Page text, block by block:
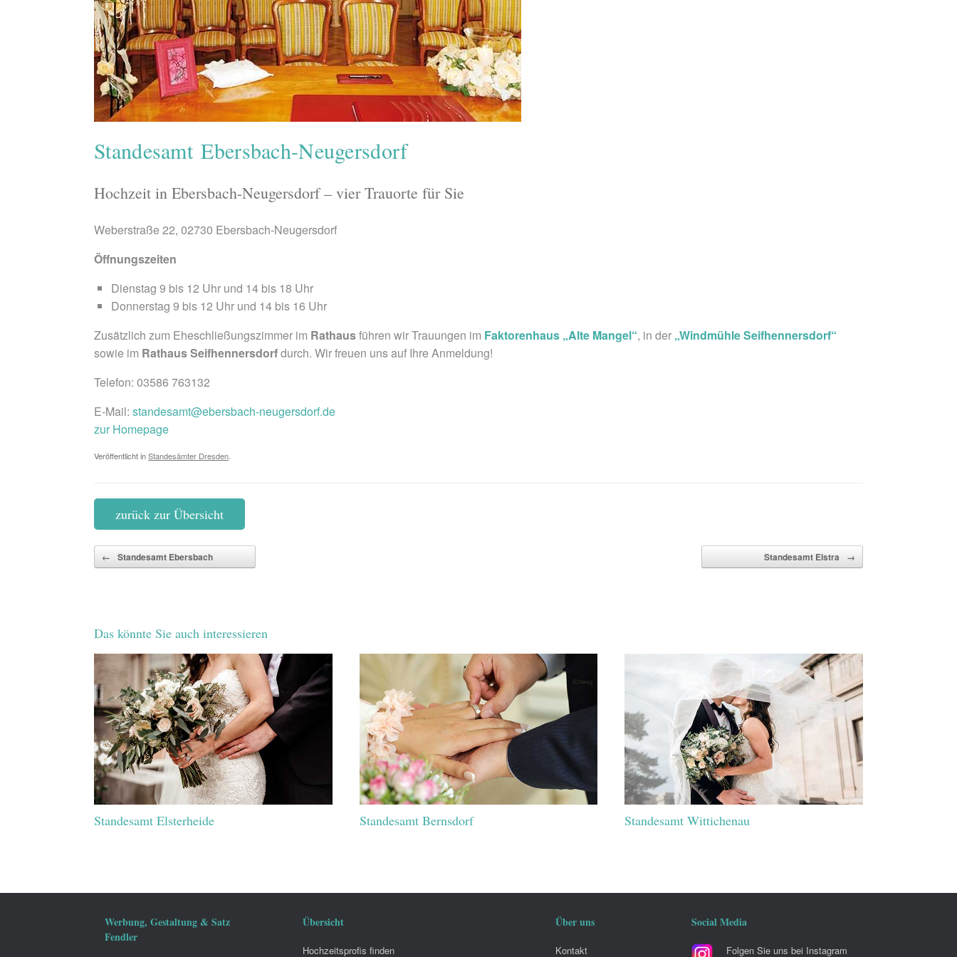
Standesamt Ebersbach-Neugersdorf
Hochzeit in Ebersbach-Neugersdorf – vier Trauorte für Sie
Weberstraße 22, 02730 Ebersbach-Neugersdorf
Öffnungszeiten
Dienstag 9 bis 12 Uhr und 14 bis 18 Uhr
Donnerstag 9 bis 12 Uhr und 14 bis 16 Uhr
Zusätzlich zum Eheschließungszimmer im Rathausführen wir Trauungen im Faktorenhaus „Alte Mangel“, in der „Windmühle Seifhennersdorf“
sowie im Rathaus Seifhennersdorfdurch. Wir freuen uns auf Ihre Anmeldung!
Telefon: 03586 763132
E-Mail: standesamt@ebersbach-neugersdorf.de
zur Homepage
Veröffentlicht inStandesämter Dresden
zurück zur Übersicht
Beitragsnavigation
← Standesamt Ebersbach Standesamt Elstra →
Das könnte Sie auch interessieren
Standesamt Elsterheide Standesamt Bernsdorf Standesamt Wittichenau
Werbung, Gestaltung & Satz
Fendler
Übersicht
Hochzeitsprofis finden
Über uns
Kontakt
Social Media
Folgen Sie uns bei Instagram